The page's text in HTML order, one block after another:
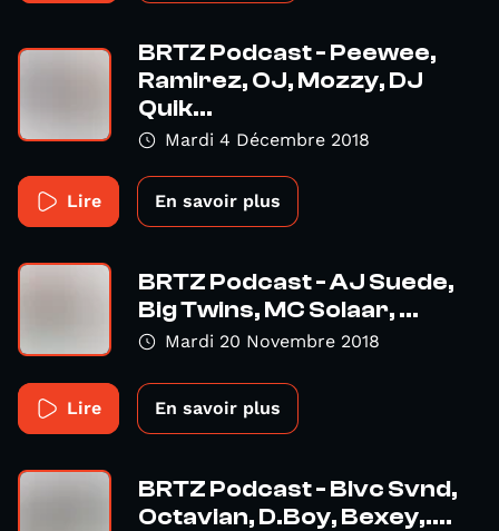
BRTZ Podcast - Peewee,
Ramirez, OJ, Mozzy, DJ
Quik...
Mardi 4 Décembre 2018
Lire En savoir plus
BRTZ Podcast - AJ Suede,
Big Twins, MC Solaar, ...
Mardi 20 Novembre 2018
Lire En savoir plus
BRTZ Podcast - Blvc Svnd,
Octavian, D.Boy, Bexey,....